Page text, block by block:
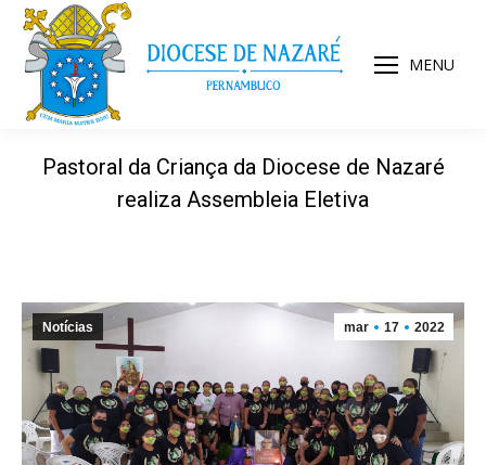
MENU
Pastoral da Criança da Diocese de Nazaré
realiza Assembleia Eletiva
mar 17 2022
Notícias